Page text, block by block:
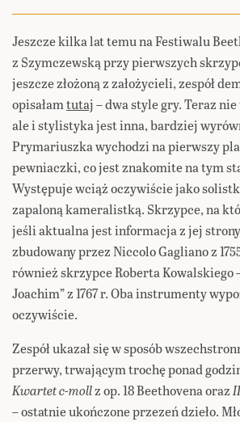
Jeszcze kilka lat temu na Festiwalu
z Szymczewską przy pierwszych
jeszcze złożoną z założycieli, zespół
opisałamtutaj– dwa style gry. Teraz
ale i stylistyka jest inna, bardziej
Prymariuszka wychodzi na pierwszy
pewniaczki, co jest znakomite na tym
Występuje wciąż oczywiście jako
zapaloną kameralistką. Skrzypce, na
jeśli aktualna jest informacja z jej
zbudowany przez Niccolo Gagliano z
również skrzypce Roberta Kowalskiego
Joachim” z 1767 r. Oba instrumenty
oczywiście.
Zespół ukazał się w sposób
przerwy, trwającym trochę ponad
Kwartet c-mollz op. 18 Beethovena oraz
– ostatnie ukończone przezeń dzieło.